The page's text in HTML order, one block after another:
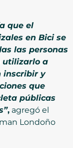
que el
en Bici se
las personas
utilizarlo a
inscribir y
que
públicas
, agregó el
Londoño